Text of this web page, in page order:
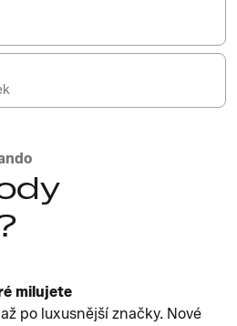
milujete
po luxusnější značky. Nové